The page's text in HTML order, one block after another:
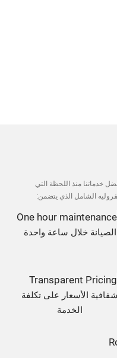
خدماتنا منذ اللحظة التي
الشامل الذي يتضمن:
خلال ساعة واحدة
الأسعار على تكلفة
الخدمة